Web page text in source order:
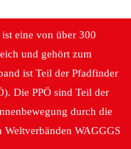
eine von über 300
und gehört zum
ist Teil der Pfadfinder
Die PPÖ sind Teil der
durch die
WAGGGS